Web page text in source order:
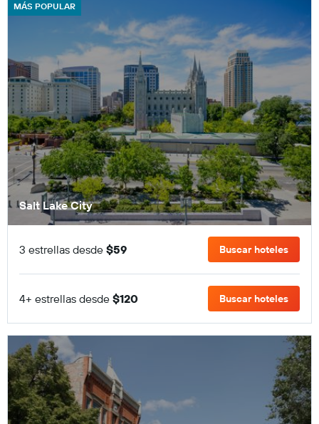
MÁS POPULAR
Salt Lake City
3 estrellas desde $59 Buscar hoteles
4+ estrellas desde $120 Buscar hoteles